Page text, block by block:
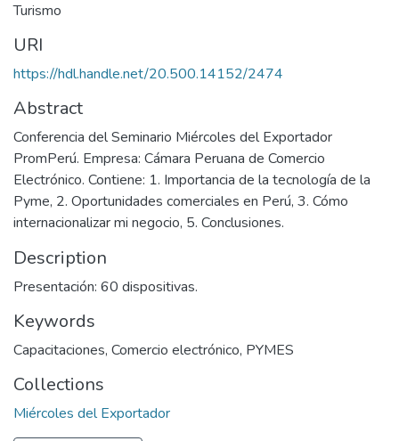
Turismo
URI
https://hdl.handle.net/20.500.14152/2474
Abstract
Conferencia del Seminario Miércoles del Exportador
PromPerú. Empresa: Cámara Peruana de Comercio
Electrónico. Contiene: 1. Importancia de la tecnología de la
Pyme, 2. Oportunidades comerciales en Perú, 3. Cómo
internacionalizar mi negocio, 5. Conclusiones.
Description
Presentación: 60 dispositivas.
Keywords
Capacitaciones, Comercio electrónico, PYMES
Collections
Miércoles del Exportador